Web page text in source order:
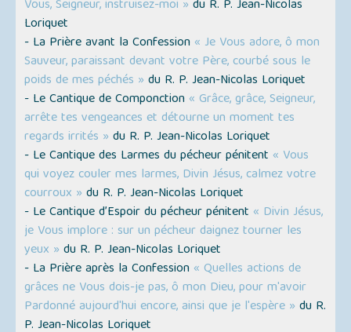
Vous, Seigneur, instruisez-moi » du R. P. Jean-Nicolas
Loriquet
- La Prière avant la Confession « Je Vous adore, ô mon
Sauveur, paraissant devant votre Père, courbé sous le
poids de mes péchés » du R. P. Jean-Nicolas Loriquet
- Le Cantique de Componction « Grâce, grâce, Seigneur,
arrête tes vengeances et détourne un moment tes
regards irrités » du R. P. Jean-Nicolas Loriquet
- Le Cantique des Larmes du pécheur pénitent « Vous
qui voyez couler mes larmes, Divin Jésus, calmez votre
courroux » du R. P. Jean-Nicolas Loriquet
- Le Cantique d’Espoir du pécheur pénitent « Divin Jésus,
je Vous implore : sur un pécheur daignez tourner les
yeux » du R. P. Jean-Nicolas Loriquet
- La Prière après la Confession « Quelles actions de
grâces ne Vous dois-je pas, ô mon Dieu, pour m'avoir
Pardonné aujourd'hui encore, ainsi que je l'espère » du R.
P. Jean-Nicolas Loriquet